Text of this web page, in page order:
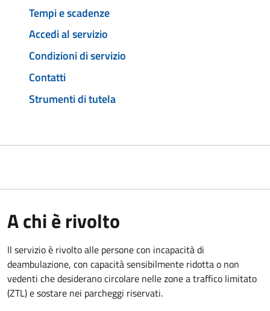
Tempi e scadenze
Accedi al servizio
Condizioni di servizio
Contatti
Strumenti di tutela
A chi è rivolto
Il servizio è rivolto alle persone con incapacità di
deambulazione, con capacità sensibilmente ridotta o non
vedenti che desiderano circolare nelle zone a traffico limitato
(ZTL) e sostare nei parcheggi riservati.